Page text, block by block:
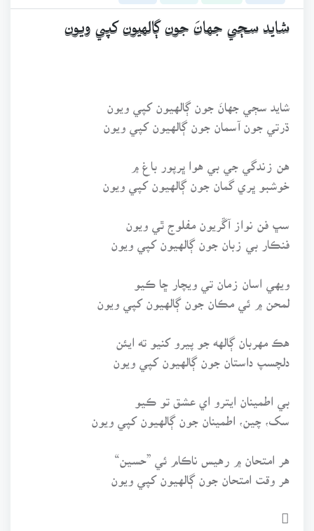
شايد سڄي جهانَ جون ڳالهيون کپي ويون
شايد سڄي جهانَ جون ڳالهيون کپي ويون
ڌرتي جون آسمان جون ڳالهيون کپي ويون
هن زندگي جي بي هوا ڀرپور باغ ۾
خوشبو ڀري گمان جون ڳالهيون کپي ويون
سڀ فن نواز آڱريون مفلوج ٿي ويون
فنڪار بي زبان جون ڳالهيون کپي ويون
ويهي اسان زمان تي ويچار ڇا ڪيو
لمحن ۾ ئي مڪان جون ڳالهيون کپي ويون
هڪ مهربان ڳالهه جو پيرو کنيو ته ايئن
دلچسپ داستان جون ڳالهيون کپي ويون
بي اطمينان ايترو اي عشق تو ڪيو
سک، چين، اطمينان جون ڳالهيون کپي ويون
هر امتحان ۾ رهيس ناڪام ئي ”حسين“
هر وقت امتحان جون ڳالهيون کپي ويون
